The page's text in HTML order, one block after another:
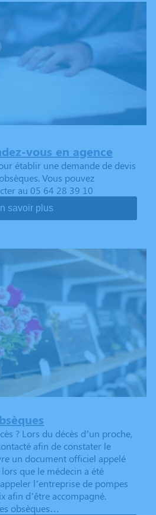
vous en agence
établir une demande de devis
Vous pouvez
au 05 64 28 39 10
savoir plus
? Lors du décès d’un proche,
afin de constater le
un document officiel appelé
que le médecin a été
l’entreprise de pompes
afin d’être accompagné.
obsèques…